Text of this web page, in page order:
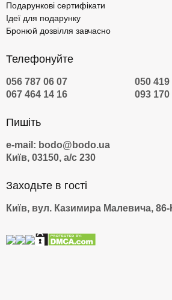
Подарункові сертифікати
Ідеї для подарунку
Бронюй дозвілля завчасно
Телефонуйте
056 787 06 07
050 419
067 464 14 16
093 170
Пишіть
e-mail: bodo@bodo.ua
Київ, 03150, а/с 230
Заходьте в гості
Київ, вул. Казимира Малевича, 86-